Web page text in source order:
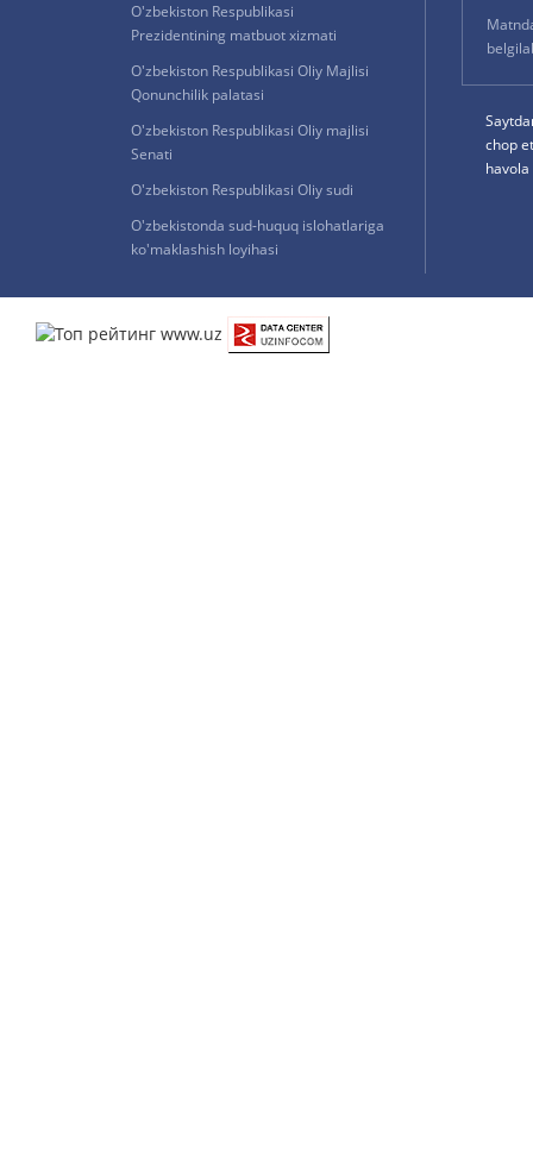
O'zbekiston Respublikasi
Prezidentining matbuot xizmati
O'zbekiston Respublikasi Oliy Majlisi
Qonunchilik palatasi
O'zbekiston Respublikasi Oliy majlisi
Senati
O'zbekiston Respublikasi Oliy sudi
O'zbekistonda sud-huquq islohatlariga
ko'maklashish loyihasi
chop